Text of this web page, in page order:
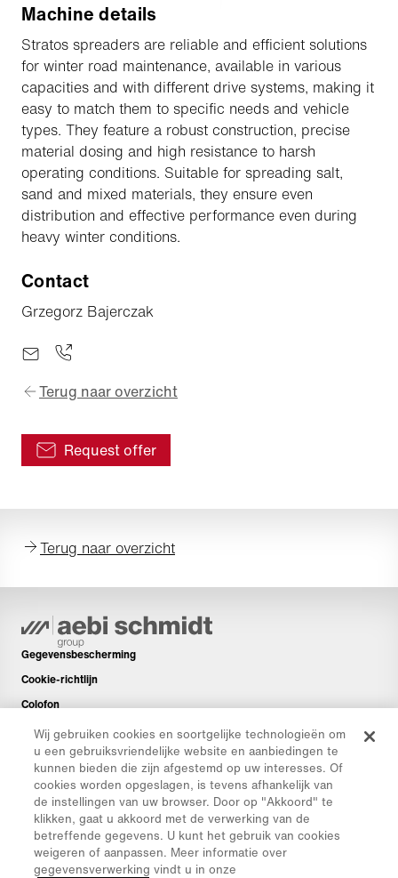
Machine details
Stratos spreaders are reliable and efficient solutions
for winter road maintenance, available in various
capacities and with different drive systems, making it
easy to match them to specific needs and vehicle
types. They feature a robust construction, precise
material dosing and high resistance to harsh
operating conditions. Suitable for spreading salt,
sand and mixed materials, they ensure even
distribution and effective performance even during
heavy winter conditions.
Contact
Grzegorz Bajerczak
Terug naar overzicht
Request offer
Terug naar overzicht
Gegevensbescherming
Cookie-richtlijn
Colofon
Disclaimer
Nieuwsbrief
Reserveonderdelen
Downloads
CO₂-calculator
TCO-calculator
Wij gebruiken cookies en soortgelijke technologieën om
u een gebruiksvriendelijke website en aanbiedingen te
kunnen bieden die zijn afgestemd op uw interesses. Of
cookies worden opgeslagen, is tevens afhankelijk van
de instellingen van uw browser. Door op "Akkoord" te
klikken, gaat u akkoord met de verwerking van de
betreffende gegevens. U kunt het gebruik van cookies
weigeren of aanpassen. Meer informatie over
gegevensverwerking vindt u in onze